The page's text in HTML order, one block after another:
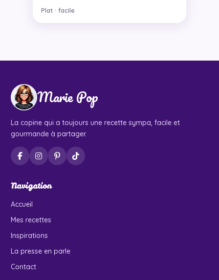
Plat · facile
Marie Pop
La copine qui a toujours une recette sympa, facile et
gourmande à partager.
Navigation
Accueil
Mes recettes
Inspirations
La presse en parle
Contact